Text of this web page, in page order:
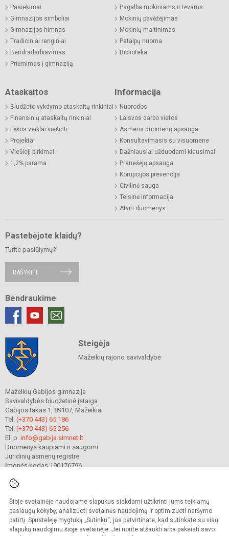
Šioje svetainėje naudojame slapukus siekdami užtikrinti jums teikiamų
paslaugų kokybę, analizuoti svetainės naudojimą ir optimizuoti naršymo
patirtį. Spustelėję mygtuką „Sutinku“, jūs patvirtinate, kad sutinkate su visų
slapukų naudojimu šioje svetainėje. Jei norite atšaukti arba pakeisti savo
Pasiekimai
Gimnazijos simboliai
Gimnazijos himnas
Tradiciniai renginiai
Bendradarbiavimas
Priėmimas į gimnaziją
Pagalba mokiniams ir tėvams
Mokinių pavėžėjimas
Mokinių maitinimas
Patalpų nuoma
Biblioteka
Ataskaitos
Biudžeto vykdymo ataskaitų rinkiniai
Finansinių ataskaitų rinkiniai
Lėšos veiklai viešinti
Projektai
Viešieji pirkimai
1,2% parama
Informacija
Nuorodos
Laisvos darbo vietos
Asmens duomenų apsauga
Konsultavimasis su visuomene
Dažniausiai užduodami klausimai
Pranešėjų apsauga
Korupcijos prevencija
Civilinė sauga
Teisinė informacija
Atviri duomenys
Pastebėjote klaidų?
Turite pasiūlymų?
RAŠYKITE
Bendraukime
Steigėja
Mažeikių rajono savivaldybė
Mažeikių Gabijos gimnazija
Savivaldybės biudžetinė įstaiga
Gabijos takas 1, 89107, Mažeikiai
Tel. (+370 443) 65 186
Tel. (+370 443) 65 256
El. p. info@gabija.simnet.lt
Duomenys kaupiami ir saugomi
Juridinių asmenų registre
Įmonės kodas 190176796
© 2023. Mažeikių Gabijos gimnazija. Visos teisės saugomos.
Kopijuoti turinį be raštiško gimnazijos sutikimo griežtai draudžiama.
Prieinamumo paraiška Slapukų valdymas